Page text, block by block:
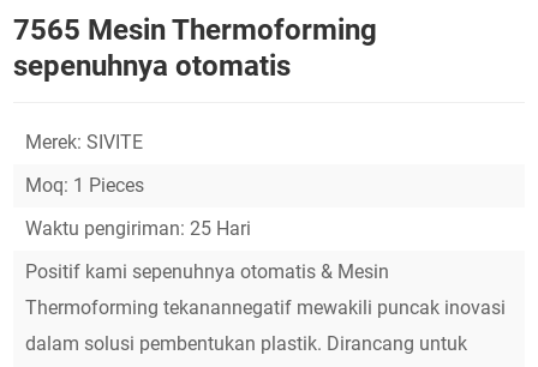
7565 Mesin Thermoforming
sepenuhnya otomatis
Merek: SIVITE
Moq: 1 Pieces
Waktu pengiriman: 25 Hari
Positif kami sepenuhnya otomatis & Mesin
Thermoforming tekanannegatif mewakili puncak inovasi
dalam solusi pembentukan plastik. Dirancang untuk